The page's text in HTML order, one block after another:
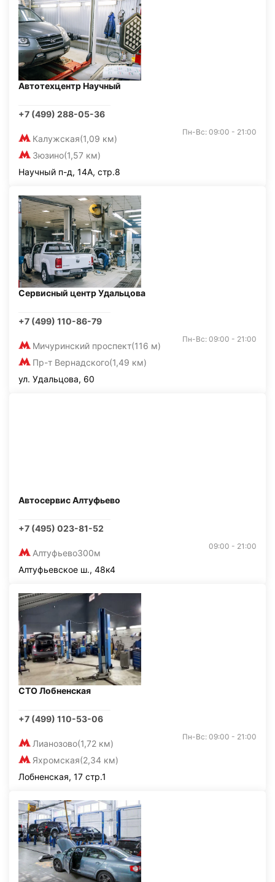
Автотехцентр Научный
+7 (499) 288-05-36
Калужская(1,09 км)
Зюзино(1,57 км)
Пн-Вс: 09:00 - 21:00
Научный п-д, 14А, стр.8
Сервисный центр Удальцова
+7 (499) 110-86-79
Мичуринский проспект(116 м)
Пр-т Вернадского(1,49 км)
Пн-Вс: 09:00 - 21:00
ул. Удальцова, 60
Автосервис Алтуфьево
+7 (495) 023-81-52
Алтуфьево300м
09:00 - 21:00
Алтуфьевское ш., 48к4
СТО Лобненская
+7 (499) 110-53-06
Лианозово(1,72 км)
Яхромская(2,34 км)
Пн-Вс: 09:00 - 21:00
Лобненская, 17 стр.1